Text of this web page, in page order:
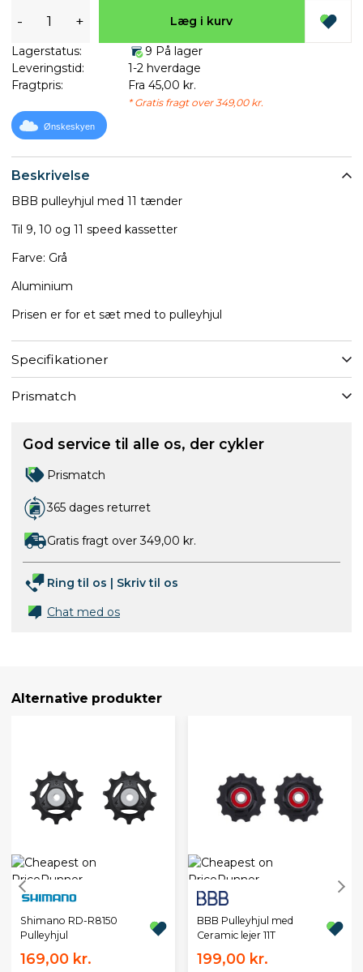
Beskrivelse
BBB pulleyhjul med 11 tænder
Til 9, 10 og 11 speed kassetter
Farve: Grå
Aluminium
Prisen er for et sæt med to pulleyhjul
Specifikationer
Prismatch
- + Læg i kurv
Lagerstatus:
9 På lager
Leveringstid:
1-2 hverdage
Fragtpris:
Fra 45,00 kr.
* Gratis fragt over 349,00 kr.
Ønskeskyen
God service til alle os, der cykler
Prismatch
365 dages returret
Gratis fragt over 349,00 kr.
Ring til os | Skriv til os
Chat med os
Alternative produkter
Shimano RD-R8150
Pulleyhjul
169,00 kr.
BBB Pulleyhjul med
Ceramic lejer 11T
199,00 kr.